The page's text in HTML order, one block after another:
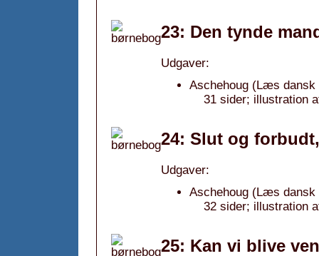
23: Den tynde
Udgaver:
Aschehoug (Læs dansk
31 sider; illustration
24: Slut og
Udgaver:
Aschehoug (Læs dansk
32 sider; illustration
25: Kan vi blive